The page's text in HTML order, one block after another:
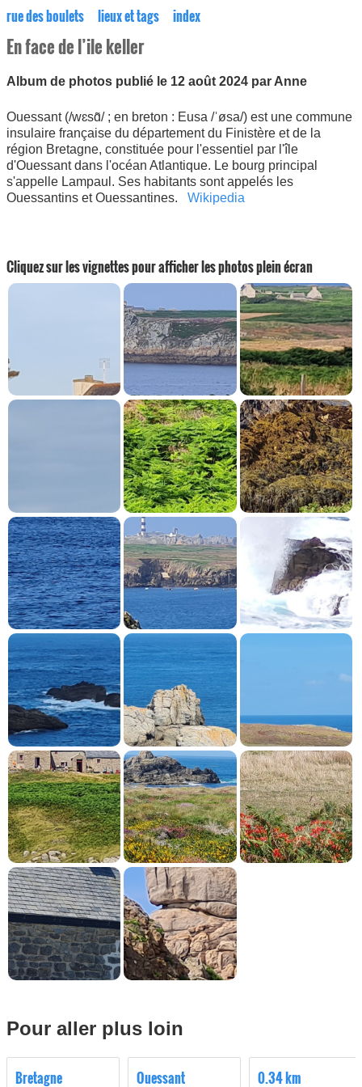
rue des boulets lieux et tags index
En face de l’ile keller
Album de photos publié le 12 août 2024 par Anne
Ouessant (/wɛsɑ̃/ ; en breton : Eusa /ˈøsa/) est une commune
insulaire française du département du Finistère et de la
région Bretagne, constituée pour l'essentiel par l'île
d'Ouessant dans l'océan Atlantique. Le bourg principal
s'appelle Lampaul. Ses habitants sont appelés les
Ouessantins et Ouessantines. Wikipedia
Cliquez sur les vignettes pour afficher les photos plein écran
Pour aller plus loin
Bretagne Ouessant 0.34 km